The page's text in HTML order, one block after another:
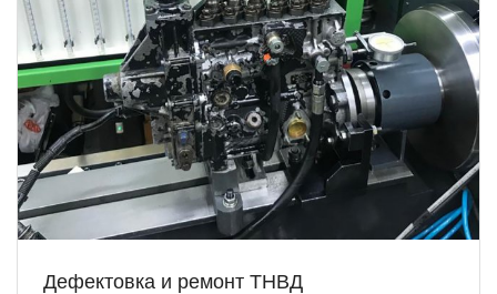
Дефектовка и ремонт ТНВД